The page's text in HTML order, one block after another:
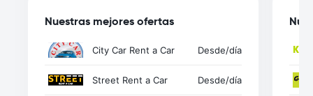
Nuestras mejores ofertas
City Car Rent a Car Desde/día
Street Rent a Car Desde/día